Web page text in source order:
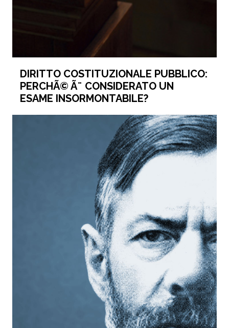
DIRITTO COSTITUZIONALE PUBBLICO:
PERCHÃ© Ã¨ CONSIDERATO UN
ESAME INSORMONTABILE?